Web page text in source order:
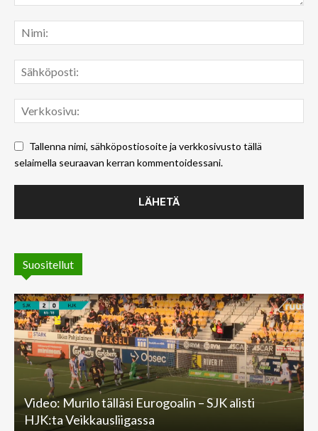
Tallenna nimi, sähköpostiosoite ja verkkosivusto tällä
selaimella seuraavan kerran kommentoidessani.
Suositellut
Video: Murilo tälläsi Eurogoalin – SJK alisti
HJK:ta Veikkausliigassa